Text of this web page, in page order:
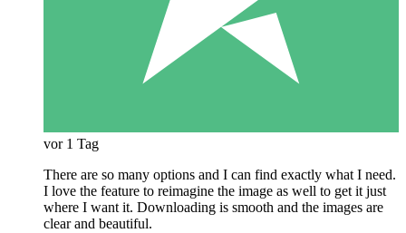
vor 1 Tag
There are so many options and I can find exactly what I need.
I love the feature to reimagine the image as well to get it just
where I want it. Downloading is smooth and the images are
clear and beautiful.